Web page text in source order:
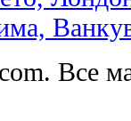
Все